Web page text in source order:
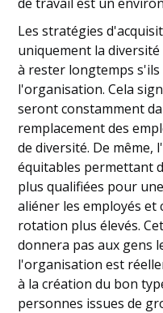
Les stratégies
uniquement la
à rester longtemps s'ils
l'organisation. Cela
seront constamment
remplacement des
de diversité. De même,
équitables permettant
plus qualifiées pour
aliéner les employés et
rotation plus élevés.
donnera pas aux gens
l'organisation est
à la création du bon
personnes issues de